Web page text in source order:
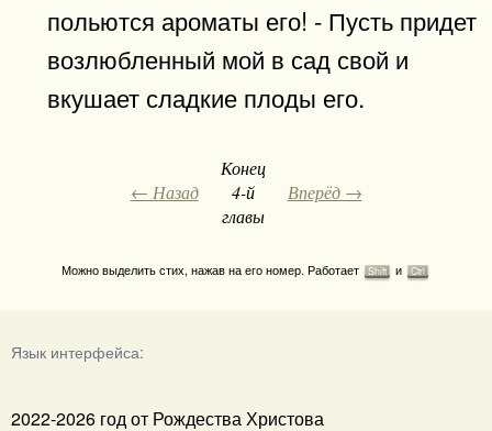
польются ароматы его! - Пусть придет
возлюбленный мой в сад свой и
вкушает сладкие плоды его.
← Назад
Конец
4-й
главы
Вперёд →
Можно выделить стих, нажав на его номер. Работает Shift и Ctrl
Язык интерфейса:
2022-2026 год от Рождества Христова